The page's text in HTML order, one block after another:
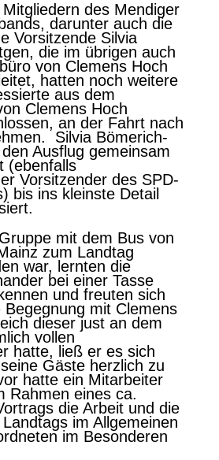
des Mendiger
darunter auch die
Vorsitzende Silvia
die im übrigen auch
von Clemens Hoch
hatten noch weitere
aus dem
Clemens Hoch
an der Fahrt nach
Silvia Bömerich-
Ausflug gemeinsam
(ebenfalls
Vorsitzender des SPD-
bis ins kleinste Detail
mit dem Bus von
zum Landtag
war, lernten die
bei einer Tasse
und freuten sich
Begegnung mit Clemens
dieser just an dem
vollen
hatte, ließ er es sich
Gäste herzlich zu
hatte ein Mitarbeiter
Rahmen eines ca.
die Arbeit und die
im Allgemeinen
im Besonderen